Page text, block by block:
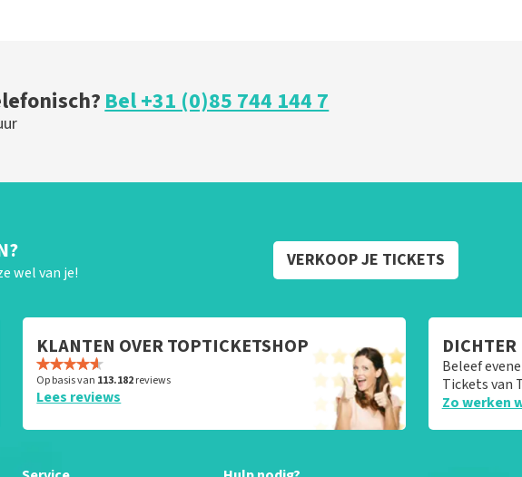
Bel +31 (0)85 744 144 7
wel van je!
VERKOOP JE TICKETS
KLANTEN OVER TOPTICKETSHOP
Op basis van 113.182reviews
Lees reviews
Beleef
Tickets van
Zo werken